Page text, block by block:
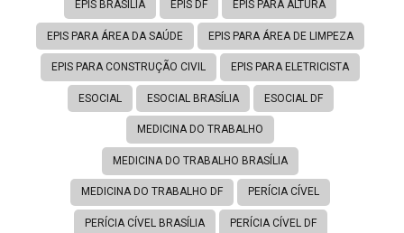
EPIS BRASÍLIA EPIS DF EPIS PARA ALTURA
EPIS PARA ÁREA DA SAÚDE EPIS PARA ÁREA DE LIMPEZA
EPIS PARA CONSTRUÇÃO CIVIL EPIS PARA ELETRICISTA
ESOCIAL ESOCIAL BRASÍLIA ESOCIAL DF
MEDICINA DO TRABALHO
MEDICINA DO TRABALHO BRASÍLIA
MEDICINA DO TRABALHO DF PERÍCIA CÍVEL
PERÍCIA CÍVEL BRASÍLIA PERÍCIA CÍVEL DF